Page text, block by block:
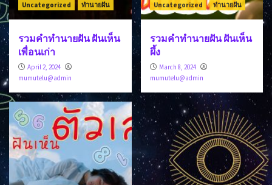
Uncategorized ทำนายฝัน
รวมคำทำนายฝัน ฝันเห็น
เพื่อนเก่า
April 2, 2024
mumutelu@admin
Uncategorized ทำนายฝัน
รวมคำทำนายฝัน ฝันเห็น
ผึ้ง
March 8, 2024
mumutelu@admin